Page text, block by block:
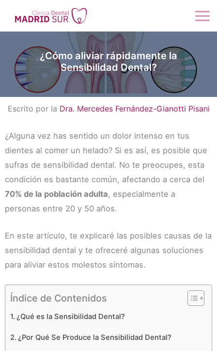
¿Cómo aliviar rápidamente la
Sensibilidad Dental?
Escrito por la Dra. Mercedes Fernández-Gianotti Pisani
¿Alguna vez has sentido un dolor intenso en tus
dientes al comer un helado? Si es así, es posible que
sufras de sensibilidad dental. No te preocupes, esta
condición es bastante común, afectando a cerca del
70% de la población adulta, especialmente a
personas entre 20 y 50 años.
En este artículo, te explicaré las posibles causas de la
sensibilidad dental y te ofreceré algunas soluciones
para aliviar estos molestos síntomas.
Índice de Contenidos
¿Qué es la Sensibilidad Dental?
¿Por Qué Se Produce la Sensibilidad Dental?